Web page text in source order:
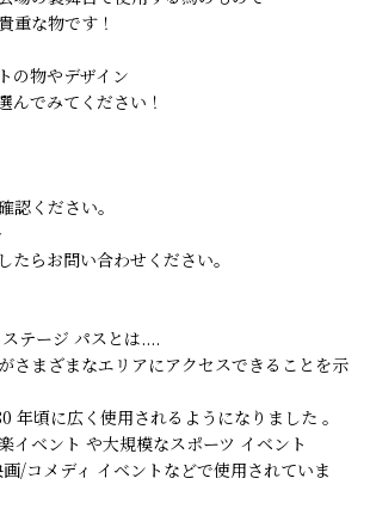
重な物です！
の物やデザイン
んでみてください！
認ください。
らお問い合わせください。
テージ パスとは....
さまざまなエリアにアクセスできることを示
年頃に広く使用されるようになりました 。
イベント や大規模なスポーツ イベント
/コメディ イベントなどで使用されていま